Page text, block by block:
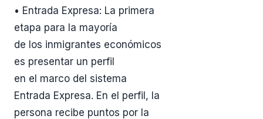
• Entrada Expresa: La primera
etapa para la mayoría
de los inmigrantes económicos
es presentar un perfil
en el marco del sistema
Entrada Expresa. En el perfil, la
persona recibe puntos por la